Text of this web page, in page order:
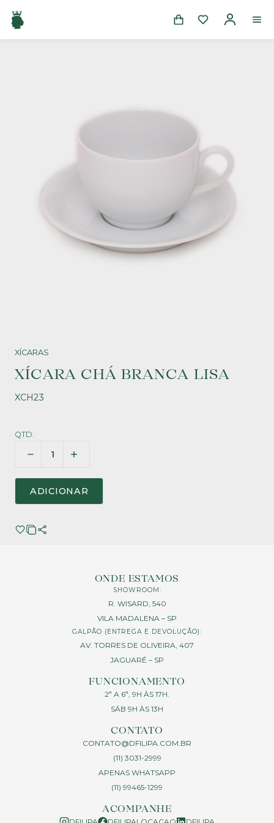
XÍCARAS
XÍCARA CHÁ BRANCA LISA
XCH23
QTD.
ADICIONAR
ONDE ESTAMOS
SHOWROOM:
R. WISARD, 540
VILA MADALENA – SP
GALPÃO (ENTREGA E DEVOLUÇÃO):
AV. TORRES DE OLIVEIRA, 407
JAGUARÉ – SP
FUNCIONAMENTO
2ª A 6ª, 9H ÀS 17H.
SÁB 9H ÀS 13H
CONTATO
CONTATO@DFILIPA.COM.BR
(11) 3031-2999
APENAS WHATSAPP
(11) 99465-1299
ACOMPANHE